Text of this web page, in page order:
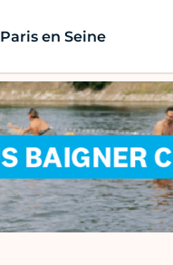
Paris en Seine